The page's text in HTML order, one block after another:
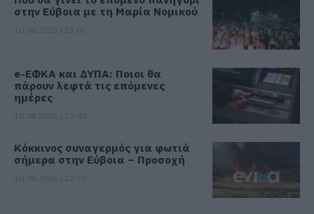
στην Εύβοια με τη Μαρία Νομικού
e-ΕΦΚΑ και ΔΥΠΑ: Ποιοι θα
πάρουν λεφτά τις επόμενες
ημέρες
Κόκκινος συναγερμός για φωτιά
σήμερα στην Εύβοια – Προσοχή